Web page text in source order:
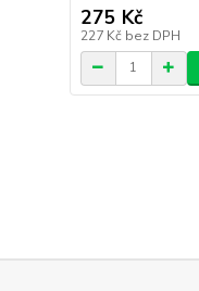
275 Kč
227 Kč bez DPH